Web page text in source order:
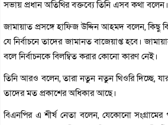
সভায় প্রধান অতিথির বক্তব্যে তিনি এসব কথা বলেন।
জামায়াত প্রসঙ্গে হাফিজ উদ্দিন আহমদ বলেন, কিছু
যে নির্বাচনে তাদের জামানত বাজেয়াপ্ত হবে।
বলে নির্বাচনকে বিলম্বিত করার কোনো কারণ নেই।
তিনি আরও বলেন, তারা নতুন নতুন থিওরি দিচ্ছে,
তাদের মত প্রকাশের অধিকার আছে।
বিএনপির এ শীর্ষ নেতা বলেন, যেকোনো